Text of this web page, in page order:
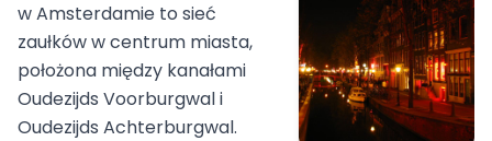
w Amsterdamie to sieć
zaułków w centrum miasta,
położona między kanałami
Oudezijds Voorburgwal i
Oudezijds Achterburgwal.